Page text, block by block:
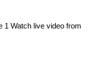
1 Watch live video from